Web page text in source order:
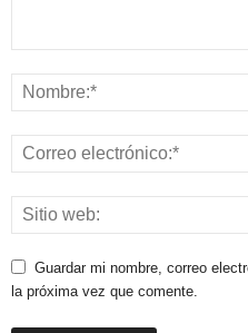
Guardar mi nombre, correo
la próxima vez que comente.